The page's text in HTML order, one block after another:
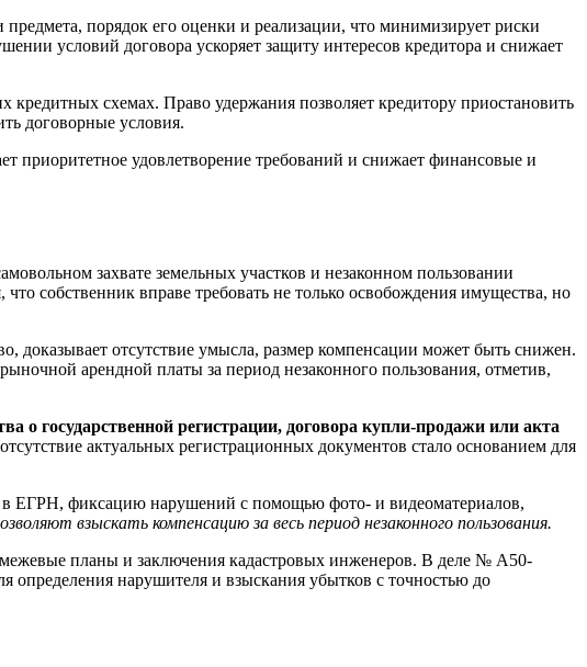
порядок его оценки и реализации, что минимизирует риски
условий договора ускоряет защиту интересов кредитора и снижает
схемах. Право удержания позволяет кредитору приостановить
договорные условия.
приоритетное удовлетворение требований и снижает финансовые и
захвате земельных участков и незаконном пользовании
собственник вправе требовать не только освобождения имущества, но
отсутствие умысла, размер компенсации может быть снижен.
арендной платы за период незаконного пользования, отметив,
о государственной регистрации, договора купли-продажи или акта
актуальных регистрационных документов стало основанием для
в ЕГРН, фиксацию нарушений с помощью фото- и видеоматериалов,
взыскать компенсацию за весь период незаконного пользования.
межевые планы и заключения кадастровых инженеров. В деле № А50-
нарушителя и взыскания убытков с точностью до